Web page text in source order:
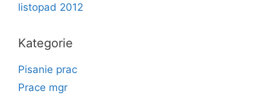
listopad 2012
Kategorie
Pisanie prac
Prace mgr